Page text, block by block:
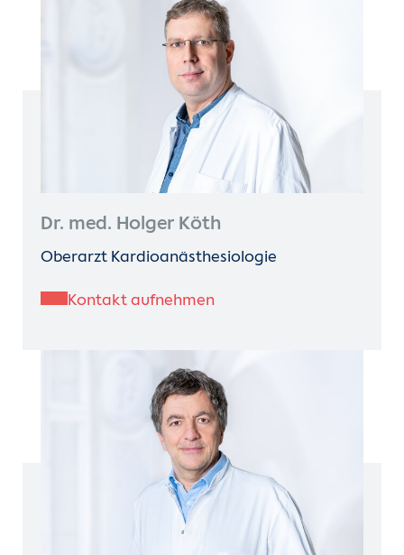
Dr. med. Holger Köth
Oberarzt Kardioanästhesiologie
Kontakt aufnehmen